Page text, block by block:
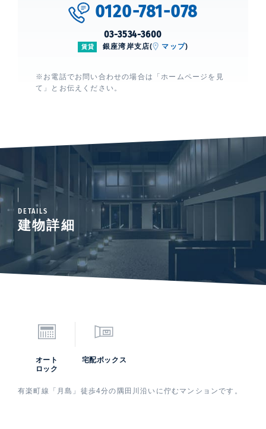
0120-781-078
03-3534-3600
賃貸 銀座湾岸支店( マップ)
※お電話でお問い合わせの場合は「ホームページを見
て」とお伝えください。
DETAILS
建物詳細
オート
ロック
宅配ボックス
有楽町線「月島」徒歩4分の隅田川沿いに佇むマンションです。